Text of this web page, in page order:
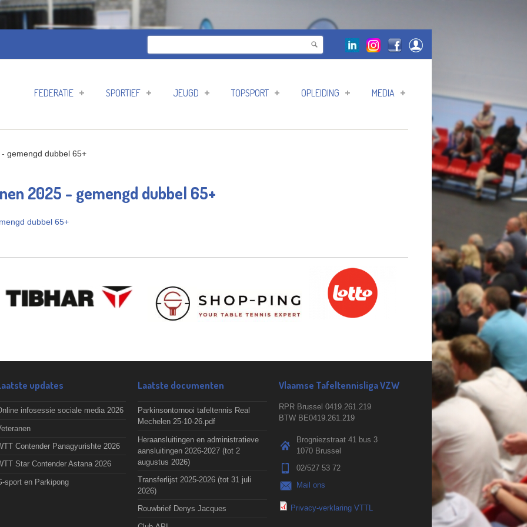
Zoekveld
FEDERATIE SPORTIEF JEUGD TOPSPORT OPLEIDING MEDIA
gemengd dubbel 65+
2025 - gemengd dubbel 65+
dubbel 65+
updates
infosessie sociale media 2026
Contender Panagyurishte 2026
Star Contender Astana 2026
sport en Parkipong
Laatste documenten
Parkinsontornooi tafeltennis Real
Mechelen 25-10-26.pdf
Heraansluitingen en administratieve
aansluitingen 2026-2027 (tot 2
augustus 2026)
Transferlijst 2025-2026 (tot 31 juli
2026)
Rouwbrief Denys Jacques
Vlaamse Tafeltennisliga VZW
RPR Brussel 0419.261.219
BTW BE0419.261.219
Brogniezstraat 41 bus 3
1070 Brussel
02/527 53 72
Mail ons
Privacy-verklaring VTTL